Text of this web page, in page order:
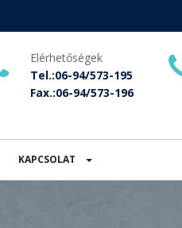
Elérhetőségek
Tel.:06-94/573-195
Fax.:06-94/573-196
KAPCSOLAT